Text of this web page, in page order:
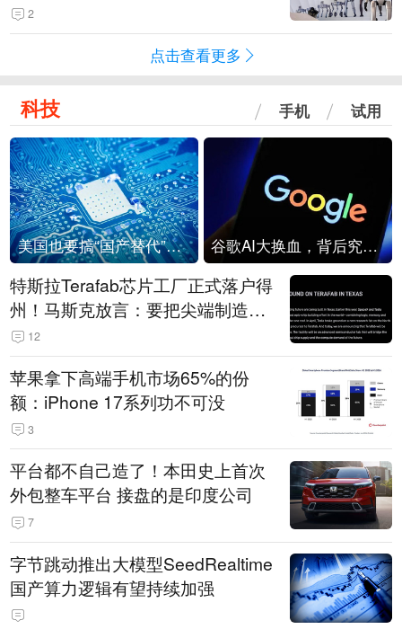
2
点击查看更多
科技 手机 试用
美国也要搞“国产替代”？先算清三笔账 谷歌AI大换血，背后究竟发生了什么？
特斯拉Terafab芯片工厂正式落户得
州！马斯克放言：要把尖端制造带
回美国
12
苹果拿下高端手机市场65%的份
额：iPhone 17系列功不可没
3
平台都不自己造了！本田史上首次
外包整车平台 接盘的是印度公司
7
字节跳动推出大模型SeedRealtime
国产算力逻辑有望持续加强